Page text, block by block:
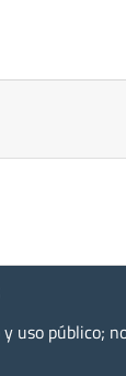
uso público;